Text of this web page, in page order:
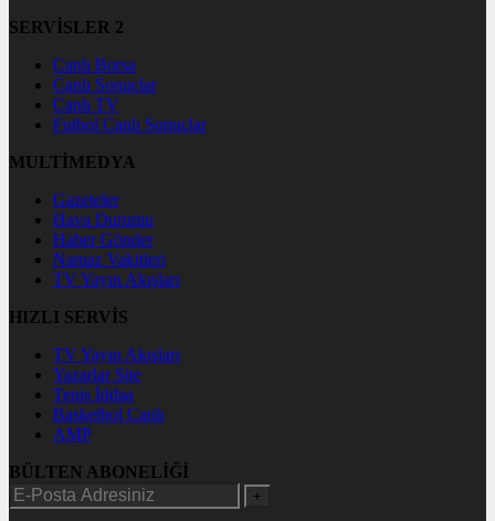
SERVİSLER 2
Canlı Borsa
Canlı Sonuçlar
Canlı TV
Futbol Canlı Sonuçlar
MULTİMEDYA
Gazeteler
Hava Durumu
Haber Gönder
Namaz Vakitleri
TV Yayın Akışları
HIZLI SERVİS
TV Yayın Akışları
Yazarlar Site
Tenis İddaa
Basketbol Canlı
AMP
BÜLTEN ABONELİĞİ
+